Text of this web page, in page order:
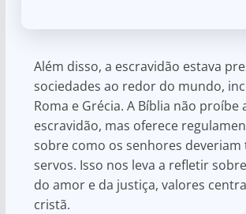
Além disso, a escravidão estava
sociedades ao redor do mundo,
Roma e Grécia. A Bíblia não proíbe
escravidão, mas oferece
sobre como os senhores deveriam
servos. Isso nos leva a refletir
do amor e da justiça, valores
cristã.